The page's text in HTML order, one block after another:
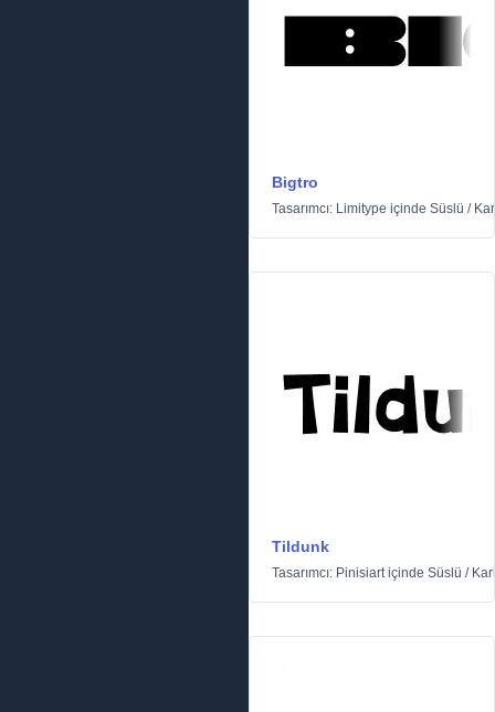
Bigtro
Tasarımcı: Limitype içinde Süslü /
Tildunk
Tasarımcı: Pinisiartiçinde Süslü /